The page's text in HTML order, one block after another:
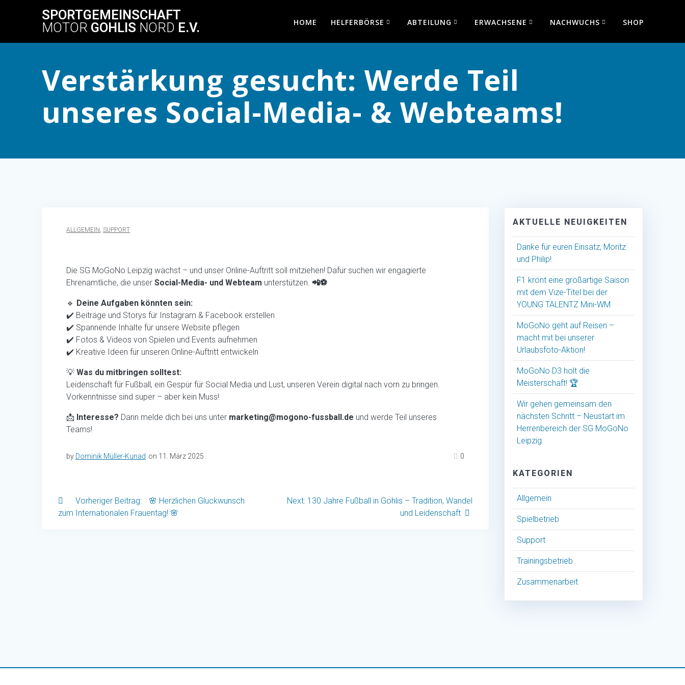
SPORTGEMEINSCHAFT
MOTOR GOHLIS NORD E.V. HOME HELFERBÖRSE ABTEILUNG ERWACHSENE NACHWUCHS SHOP
Verstärkung gesucht: Werde Teil
unseres Social-Media- & Webteams!
ALLGEMEIN,SUPPORT
Die SG MoGoNo Leipzig wächst – und unser Online-Auftritt soll mitziehen! Dafür suchen wir engagierte
Ehrenamtliche, die unserSocial-Media- und Webteam unterstützen. 📲⚽
🔹 Deine Aufgaben könnten sein:
✔️ Beiträge und Storys für Instagram & Facebook erstellen
✔️ Spannende Inhalte für unsere Website pflegen
✔️ Fotos & Videos von Spielen und Events aufnehmen
✔️ Kreative Ideen für unseren Online-Auftritt entwickeln
💡Was du mitbringen solltest:
Leidenschaft für Fußball, ein Gespür für Social Media und Lust, unseren Verein digital nach vorn zu bringen.
Vorkenntnisse sind super – aber kein Muss!
📩 Interesse? Dann melde dich bei uns unter marketing@mogono-fussball.de und werde Teil unseres
Teams!
by Dominik Müller-Kunad on 11. März 2025 0
Beitragsnavigation
Previous
post:
🌸 Herzlichen Glückwunsch
zum Internationalen Frauentag! 🌸
Next: Next
130 Jahre Fußball in Gohlis – Tradition, Wandel
und Leidenschaft
AKTUELLE NEUIGKEITEN
Danke für euren Einsatz, Moritz
und Philip!
F1 krönt eine großartige Saison
mit dem Vize-Titel bei der
YOUNG TALENTZ Mini-WM
MoGoNo geht auf Reisen –
macht mit bei unserer
Urlaubsfoto-Aktion!
MoGoNo D3 holt die
Meisterschaft! 🏆
Wir gehen gemeinsam den
nächsten Schritt – Neustart im
Herrenbereich der SG MoGoNo
Leipzig
KATEGORIEN
Allgemein
Spielbetrieb
Support
Trainingsbetrieb
Zusammenarbeit